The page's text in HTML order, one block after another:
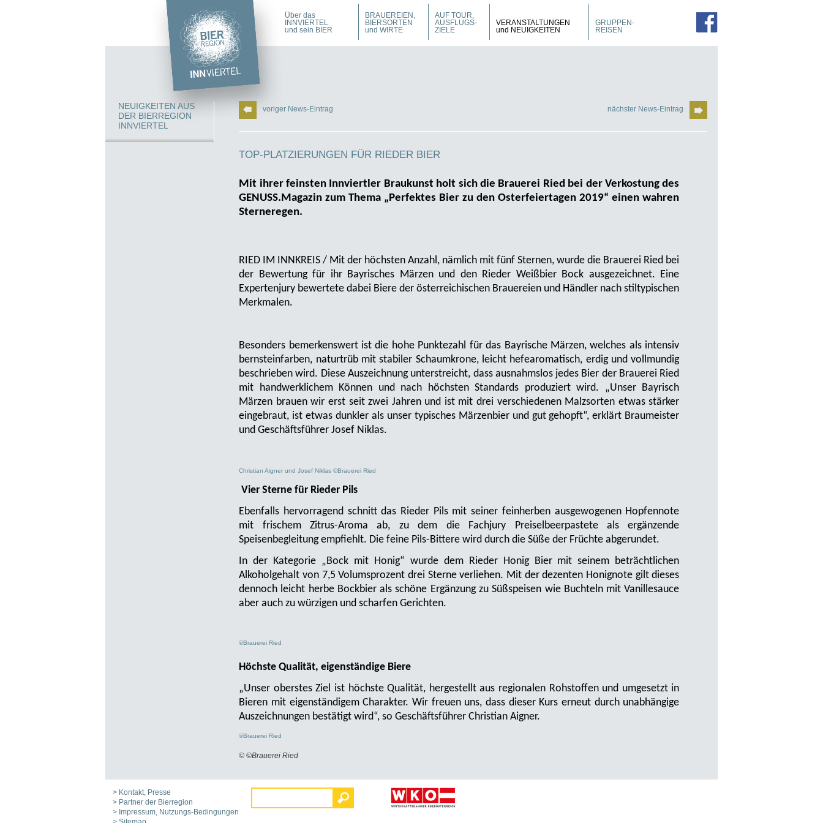
Über das
INNVIERTEL
und sein BIER
BRAUEREIEN,
BIERSORTEN
und WIRTE
AUF TOUR,
AUSFLUGS-
ZIELE
VERANSTALTUNGEN
und NEUIGKEITEN
GRUPPEN-
REISEN
PROSPEKTE
FÜHRUNGEN
NEUIGKEITEN AUS
DER BIERREGION
INNVIERTEL
voriger News-Eintrag nächster News-Eintrag
TOP-PLATZIERUNGEN FÜR RIEDER BIER
Mit ihrer feinsten Innviertler Braukunst holt sich die Brauerei Ried bei der Verkostung des
GENUSS.Magazin zum Thema „Perfektes Bier zu den Osterfeiertagen 2019“ einen wahren
Sterneregen.
RIED IM INNKREIS / Mit der höchsten Anzahl, nämlich mit fünf Sternen, wurde die Brauerei Ried bei
der Bewertung für ihr Bayrisches Märzen und den Rieder Weißbier Bock ausgezeichnet. Eine
Expertenjury bewertete dabei Biere der österreichischen Brauereien und Händler nach stiltypischen
Merkmalen.
Besonders bemerkenswert ist die hohe Punktezahl für das Bayrische Märzen, welches als intensiv
bernsteinfarben, naturtrüb mit stabiler Schaumkrone, leicht hefearomatisch, erdig und vollmundig
beschrieben wird. Diese Auszeichnung unterstreicht, dass ausnahmslos jedes Bier der Brauerei Ried
mit handwerklichem Können und nach höchsten Standards produziert wird. „Unser Bayrisch
Märzen brauen wir erst seit zwei Jahren und ist mit drei verschiedenen Malzsorten etwas stärker
eingebraut, ist etwas dunkler als unser typisches Märzenbier und gut gehopft“, erklärt Braumeister
und Geschäftsführer Josef Niklas.
Christian Aigner und Josef Niklas ©Brauerei Ried
Vier Sterne für Rieder Pils
Ebenfalls hervorragend schnitt das Rieder Pils mit seiner feinherben ausgewogenen Hopfennote
mit frischem Zitrus-Aroma ab, zu dem die Fachjury Preiselbeerpastete als ergänzende
Speisenbegleitung empfiehlt. Die feine Pils-Bittere wird durch die Süße der Früchte abgerundet.
In der Kategorie „Bock mit Honig“ wurde dem Rieder Honig Bier mit seinem beträchtlichen
Alkoholgehalt von 7,5 Volumsprozent drei Sterne verliehen. Mit der dezenten Honignote gilt dieses
dennoch leicht herbe Bockbier als schöne Ergänzung zu Süßspeisen wie Buchteln mit Vanillesauce
aber auch zu würzigen und scharfen Gerichten.
©Brauerei Ried
Höchste Qualität, eigenständige Biere
„Unser oberstes Ziel ist höchste Qualität, hergestellt aus regionalen Rohstoffen und umgesetzt in
Bieren mit eigenständigem Charakter. Wir freuen uns, dass dieser Kurs erneut durch unabhängige
Auszeichnungen bestätigt wird“, so Geschäftsführer Christian Aigner.
©Brauerei Ried
© ©Brauerei Ried
> Kontakt, Presse
> Partner der Bierregion
> Impressum, Nutzungs-Bedingungen